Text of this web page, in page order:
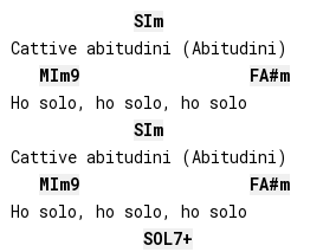
SIm
Cattive abitudini (Abitudini)
MIm9 FA#m
Ho solo, ho solo, ho solo
SIm
Cattive abitudini (Abitudini)
MIm9 FA#m
Ho solo, ho solo, ho solo
SOL7+